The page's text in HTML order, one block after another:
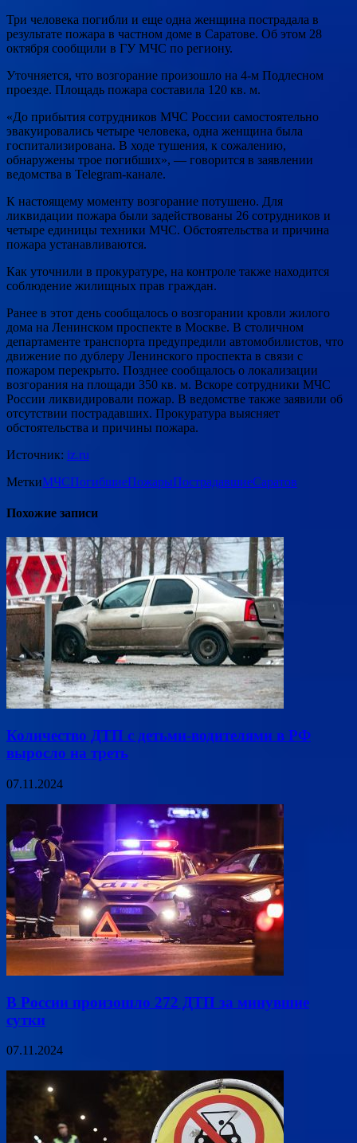
Три человека погибли и еще одна женщина пострадала в
результате пожара в частном доме в Саратове. Об этом 28
октября сообщили в ГУ МЧС по региону.
Уточняется, что возгорание произошло на 4-м Подлесном
проезде. Площадь пожара составила 120 кв. м.
«До прибытия сотрудников МЧС России самостоятельно
эвакуировались четыре человека, одна женщина была
госпитализирована. В ходе тушения, к сожалению,
обнаружены трое погибших», — говорится в заявлении
ведомства в Telegram-канале.
К настоящему моменту возгорание потушено. Для
ликвидации пожара были задействованы 26 сотрудников и
четыре единицы техники МЧС. Обстоятельства и причина
пожара устанавливаются.
Как уточнили в прокуратуре, на контроле также находится
соблюдение жилищных прав граждан.
Ранее в этот день сообщалось о возгорании кровли жилого
дома на Ленинском проспекте в Москве. В столичном
департаменте транспорта предупредили автомобилистов, что
движение по дублеру Ленинского проспекта в связи с
пожаром перекрыто. Позднее сообщалось о локализации
возгорания на площади 350 кв. м. Вскоре сотрудники МЧС
России ликвидировали пожар. В ведомстве также заявили об
отсутствии пострадавших. Прокуратура выясняет
обстоятельства и причины пожара.
Источник: iz.ru
МеткиМЧСПогибшиеПожарыПострадавшиеСаратов
Похожие записи
Количество ДТП с детьми-водителями в РФ
выросло на треть
07.11.2024
В России произошло 272 ДТП за минувшие
сутки
07.11.2024